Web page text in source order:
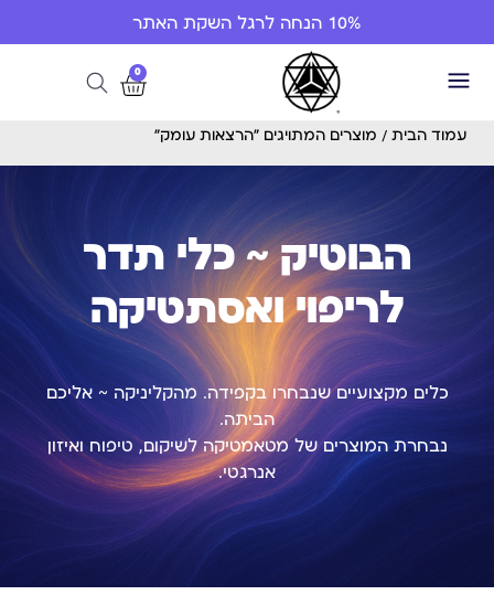
10% הנחה לרגל השקת האתר
0
עמוד הבית / מוצרים המתויגים “הרצאות עומק”
הבוטיק ~ כלי תדר
לריפוי ואסתטיקה
כלים מקצועיים שנבחרו בקפידה. מהקליניקה ~ אליכם
הביתה.
נבחרת המוצרים של מטאמטיקה לשיקום, טיפוח ואיזון
אנרגטי.